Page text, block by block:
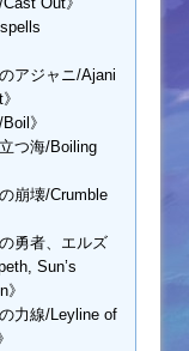
アジャニ/Ajani
》
つ海/Boiling
崩壊/Crumble
勇者、エルズ
Sun’s
力線/Leyline of